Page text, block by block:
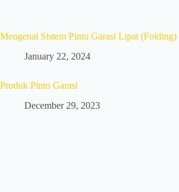
Mengenal Sistem Pintu Garasi Lipat (Folding)
January 22, 2024
Produk Pintu Garasi
December 29, 2023